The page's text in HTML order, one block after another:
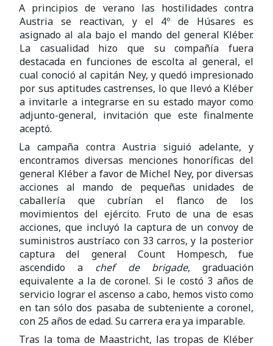
A principios de verano las hostilidades contra
Austria se reactivan, y el 4º de Húsares es
asignado al ala bajo el mando del general Kléber.
La casualidad hizo que su compañía fuera
destacada en funciones de escolta al general, el
cual conoció al capitán Ney, y quedó impresionado
por sus aptitudes castrenses, lo que llevó a Kléber
a invitarle a integrarse en su estado mayor como
adjunto-general, invitación que este finalmente
aceptó.
La campaña contra Austria siguió adelante, y
encontramos diversas menciones honoríficas del
general Kléber a favor de Michel Ney, por diversas
acciones al mando de pequeñas unidades de
caballería que cubrían el flanco de los
movimientos del ejército. Fruto de una de esas
acciones, que incluyó la captura de un convoy de
suministros austríaco con 33 carros, y la posterior
captura del general Count Hompesch, fue
ascendido a chef de brigade, graduación
equivalente a la de coronel. Si le costó 3 años de
servicio lograr el ascenso a cabo, hemos visto como
en tan sólo dos pasaba de subteniente a coronel,
con 25 años de edad. Su carrera era ya imparable.
Tras la toma de Maastricht, las tropas de Kléber